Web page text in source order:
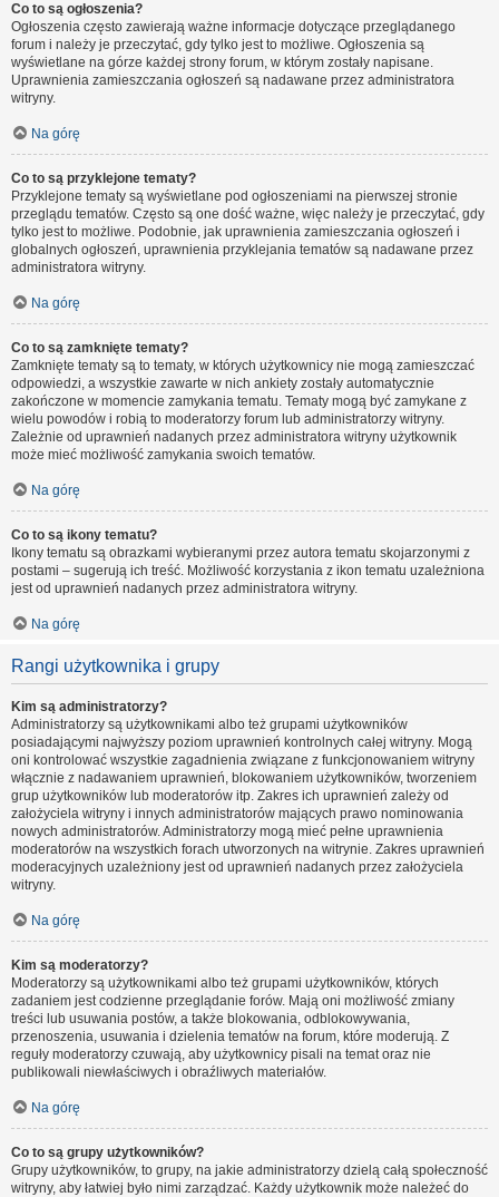
Co to są ogłoszenia?
Ogłoszenia często zawierają ważne informacje dotyczące przeglądanego
forum i należy je przeczytać, gdy tylko jest to możliwe. Ogłoszenia są
wyświetlane na górze każdej strony forum, w którym zostały napisane.
Uprawnienia zamieszczania ogłoszeń są nadawane przez administratora
witryny.
Na górę
Co to są przyklejone tematy?
Przyklejone tematy są wyświetlane pod ogłoszeniami na pierwszej stronie
przeglądu tematów. Często są one dość ważne, więc należy je przeczytać, gdy
tylko jest to możliwe. Podobnie, jak uprawnienia zamieszczania ogłoszeń i
globalnych ogłoszeń, uprawnienia przyklejania tematów są nadawane przez
administratora witryny.
Na górę
Co to są zamknięte tematy?
Zamknięte tematy są to tematy, w których użytkownicy nie mogą zamieszczać
odpowiedzi, a wszystkie zawarte w nich ankiety zostały automatycznie
zakończone w momencie zamykania tematu. Tematy mogą być zamykane z
wielu powodów i robią to moderatorzy forum lub administratorzy witryny.
Zależnie od uprawnień nadanych przez administratora witryny użytkownik
może mieć możliwość zamykania swoich tematów.
Na górę
Co to są ikony tematu?
Ikony tematu są obrazkami wybieranymi przez autora tematu skojarzonymi z
postami – sugerują ich treść. Możliwość korzystania z ikon tematu uzależniona
jest od uprawnień nadanych przez administratora witryny.
Na górę
Rangi użytkownika i grupy
Kim są administratorzy?
Administratorzy są użytkownikami albo też grupami użytkowników
posiadającymi najwyższy poziom uprawnień kontrolnych całej witryny. Mogą
oni kontrolować wszystkie zagadnienia związane z funkcjonowaniem witryny
włącznie z nadawaniem uprawnień, blokowaniem użytkowników, tworzeniem
grup użytkowników lub moderatorów itp. Zakres ich uprawnień zależy od
założyciela witryny i innych administratorów mających prawo nominowania
nowych administratorów. Administratorzy mogą mieć pełne uprawnienia
moderatorów na wszystkich forach utworzonych na witrynie. Zakres uprawnień
moderacyjnych uzależniony jest od uprawnień nadanych przez założyciela
witryny.
Na górę
Kim są moderatorzy?
Moderatorzy są użytkownikami albo też grupami użytkowników, których
zadaniem jest codzienne przeglądanie forów. Mają oni możliwość zmiany
treści lub usuwania postów, a także blokowania, odblokowywania,
przenoszenia, usuwania i dzielenia tematów na forum, które moderują. Z
reguły moderatorzy czuwają, aby użytkownicy pisali na temat oraz nie
publikowali niewłaściwych i obraźliwych materiałów.
Na górę
Co to są grupy użytkowników?
Grupy użytkowników, to grupy, na jakie administratorzy dzielą całą społeczność
witryny, aby łatwiej było nimi zarządzać. Każdy użytkownik może należeć do